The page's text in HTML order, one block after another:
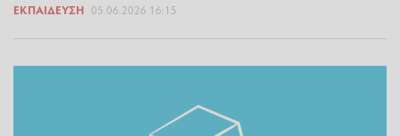
ΕΚΠΑΊΔΕΥΣΗ 05.06.2026 16:15